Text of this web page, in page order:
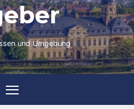
und Umgebung